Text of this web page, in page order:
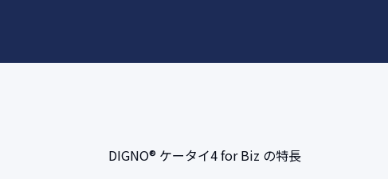
DIGNO® ケータイ4 for Biz の特長